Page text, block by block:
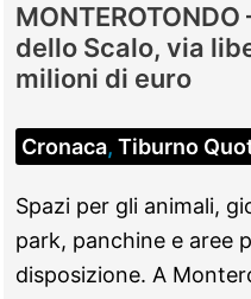
da
un
dello Scalo, via
milioni di euro
Cronaca, Tiburno
Spazi per gli animali,
park, panchine e aree
disposizione. A